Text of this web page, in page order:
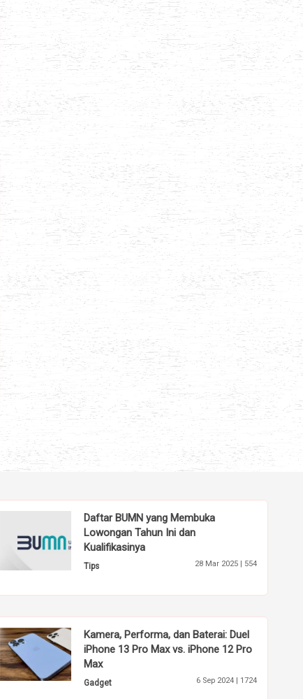
Daftar BUMN yang Membuka
Lowongan Tahun Ini dan
Kualifikasinya
Tips 28 Mar 2025 | 554
Kamera, Performa, dan Baterai: Duel
iPhone 13 Pro Max vs. iPhone 12 Pro
Max
Gadget 6 Sep 2024 | 1724